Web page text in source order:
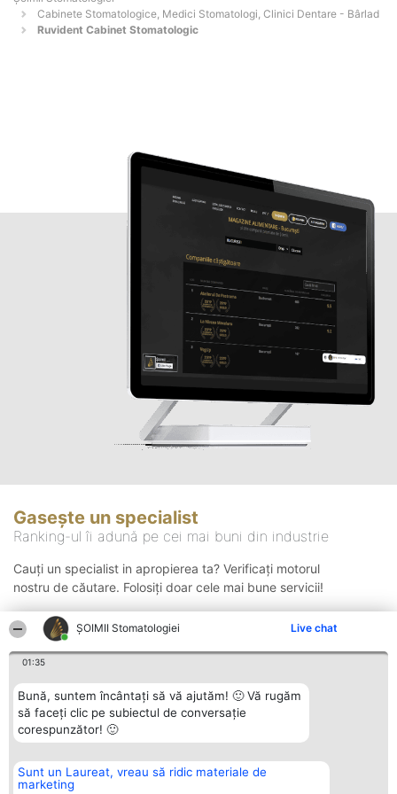
ȘOIMII Stomatologiei Live chat
01:35
Bună, suntem încântați să vă ajutăm! 🙂 Vă rugăm
să faceți clic pe subiectul de conversație
corespunzător! 🙂
Sunt un Laureat, vreau să ridic materiale de
marketing
Cabinete Stomatologice, Medici Stomatologi, Clinici Dentare - Bârlad
Ruvident Cabinet Stomatologic
Gasește un specialist
Ranking-ul îi adună pe cei mai buni din industrie
Cauți un specialist in apropierea ta? Verificați motorul
nostru de căutare. Folosiți doar cele mai bune servicii!
Organizator Ranking
BRIGHT SOLUTIONS BR SRL
Plebiscyt Contact